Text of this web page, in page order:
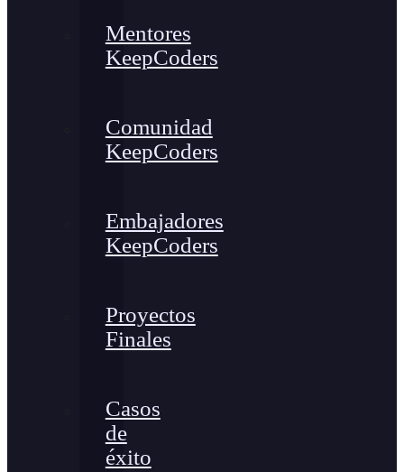
Mentores
KeepCoders
Comunidad
KeepCoders
Embajadores
KeepCoders
Proyectos
Finales
Casos
de
éxito